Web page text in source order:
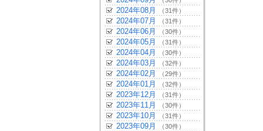
2024年08月 （31件）
2024年07月 （31件）
2024年06月 （30件）
2024年05月 （31件）
2024年04月 （30件）
2024年03月 （32件）
2024年02月 （29件）
2024年01月 （32件）
2023年12月 （31件）
2023年11月 （30件）
2023年10月 （31件）
2023年09月 （30件）